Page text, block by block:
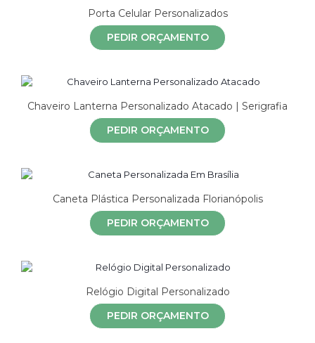
Porta Celular Personalizados
PEDIR ORÇAMENTO
Chaveiro Lanterna Personalizado Atacado | Serigrafia
PEDIR ORÇAMENTO
Caneta Plástica Personalizada Florianópolis
PEDIR ORÇAMENTO
Relógio Digital Personalizado
PEDIR ORÇAMENTO